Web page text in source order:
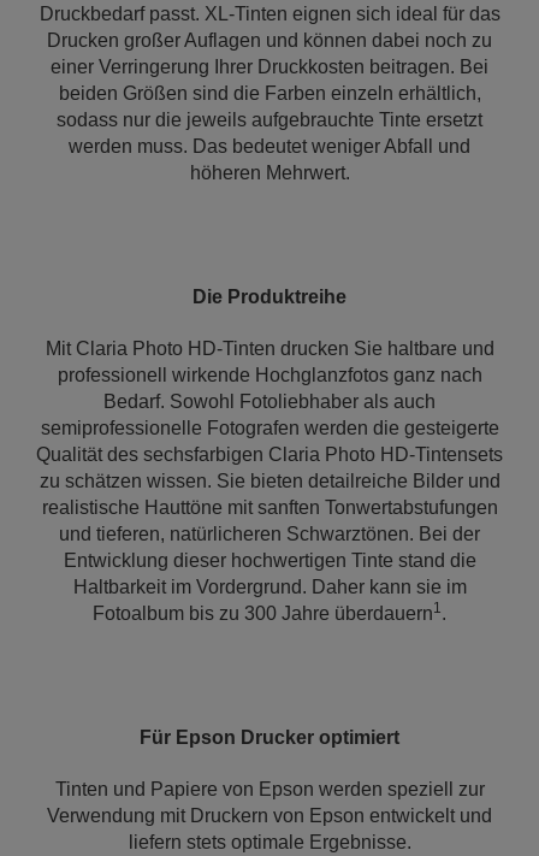
Druckbedarf passt. XL-Tinten eignen sich ideal für das
Drucken großer Auflagen und können dabei noch zu
einer Verringerung Ihrer Druckkosten beitragen. Bei
beiden Größen sind die Farben einzeln erhältlich,
sodass nur die jeweils aufgebrauchte Tinte ersetzt
werden muss. Das bedeutet weniger Abfall und
höheren Mehrwert.
Die Produktreihe
Mit Claria Photo HD-Tinten drucken Sie haltbare und
professionell wirkende Hochglanzfotos ganz nach
Bedarf. Sowohl Fotoliebhaber als auch
semiprofessionelle Fotografen werden die gesteigerte
Qualität des sechsfarbigen Claria Photo HD-Tintensets
zu schätzen wissen. Sie bieten detailreiche Bilder und
realistische Hauttöne mit sanften Tonwertabstufungen
und tieferen, natürlicheren Schwarztönen. Bei der
Entwicklung dieser hochwertigen Tinte stand die
Haltbarkeit im Vordergrund. Daher kann sie im
Fotoalbum bis zu 300 Jahre überdauern1.
Für Epson Drucker optimiert
Tinten und Papiere von Epson werden speziell zur
Verwendung mit Druckern von Epson entwickelt und
liefern stets optimale Ergebnisse.